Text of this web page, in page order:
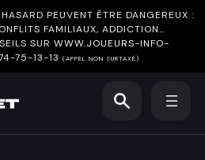
PEUVENT ÊTRE DANGEREUX :
FAMILIAUX, ADDICTION…
SUR WWW.JOUEURS-INFO-
75-13-13 (APPEL NON SURTAXÉ)